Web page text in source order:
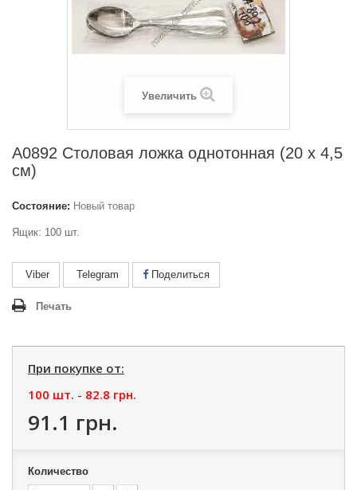
Увеличить
А0892 Столовая ложка однотонная (20 х 4,5
см)
Состояние: Новый товар
Ящик: 100 шт.
Viber Telegram Поделиться
Печать
При покупке от:
100 шт. - 82.8 грн.
91.1 грн.
Количество